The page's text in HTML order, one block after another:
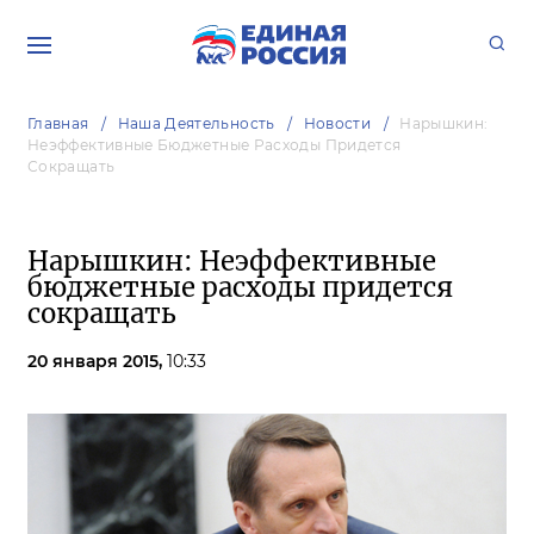
Главная Наша Деятельность Новости
Нарышкин:
Неэффективные Бюджетные Расходы Придется
Сокращать
Нарышкин: Неэффективные
бюджетные расходы придется
сокращать
20 января 2015, 10:33